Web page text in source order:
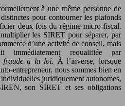
à une même personne de
pour contourner les plafonds
deux fois du régime micro-fiscal.
les SIRET pour séparer, par
d’une activité de conseil, mais
immédiatement requalifiée par
fraude à la loi. À l’inverse, lorsque
entrepreneur, nous sommes bien en
juridiquement autonomes,
son SIRET et ses obligations